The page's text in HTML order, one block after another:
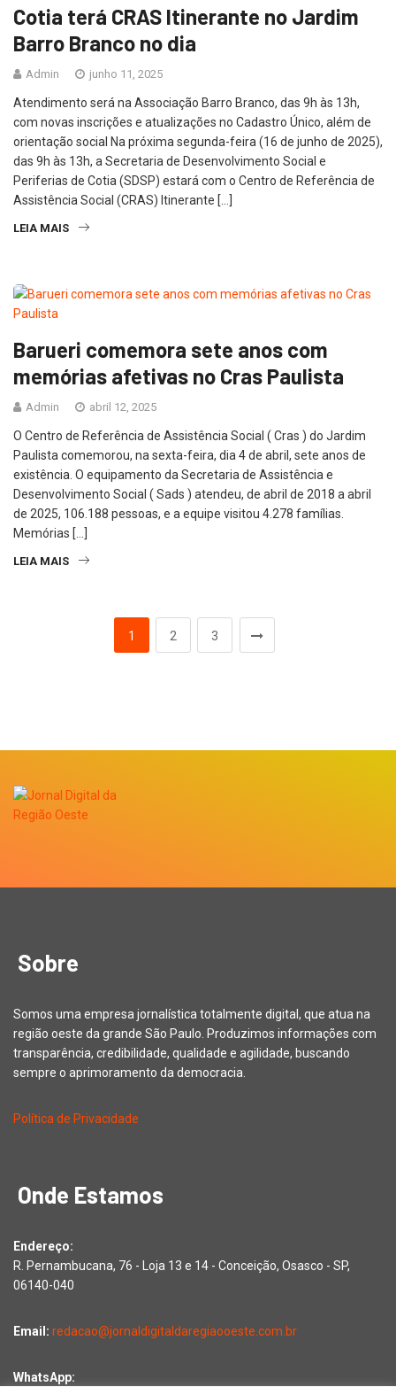
Cotia terá CRAS Itinerante no Jardim
Barro Branco no dia
Admin junho 11, 2025
Atendimento será na Associação Barro Branco, das 9h às 13h,
com novas inscrições e atualizações no Cadastro Único, além de
orientação social Na próxima segunda-feira (16 de junho de 2025),
das 9h às 13h, a Secretaria de Desenvolvimento Social e
Periferias de Cotia (SDSP) estará com o Centro de Referência de
Assistência Social (CRAS) Itinerante […]
LEIA MAIS
Barueri comemora sete anos com
memórias afetivas no Cras Paulista
Admin abril 12, 2025
O Centro de Referência de Assistência Social ( Cras ) do Jardim
Paulista comemorou, na sexta-feira, dia 4 de abril, sete anos de
existência. O equipamento da Secretaria de Assistência e
Desenvolvimento Social ( Sads ) atendeu, de abril de 2018 a abril
de 2025, 106.188 pessoas, e a equipe visitou 4.278 famílias.
Memórias […]
LEIA MAIS
1 2 3
Sobre
Somos uma empresa jornalística totalmente digital, que atua na
região oeste da grande São Paulo. Produzimos informações com
transparência, credibilidade, qualidade e agilidade, buscando
sempre o aprimoramento da democracia.
Política de Privacidade
Onde Estamos
Endereço:
R. Pernambucana, 76 - Loja 13 e 14 - Conceição, Osasco - SP,
06140-040
Email: redacao@jornaldigitaldaregiaooeste.com.br
WhatsApp: